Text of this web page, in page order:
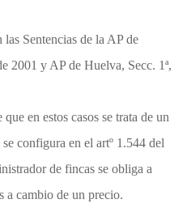
Sentencias de la AP de
2001 y AP de Huelva, Secc. 1ª,
en estos casos se trata de un
configura en el artº 1.544 del
de fincas se obliga a
a cambio de un precio.